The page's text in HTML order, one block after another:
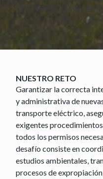
constitución de
NUESTRO RETO
Garantizar la correcta
y administrativa de
transporte eléctrico,
exigentes
todos los permisos
desafío consiste en
estudios ambientales,
procesos de